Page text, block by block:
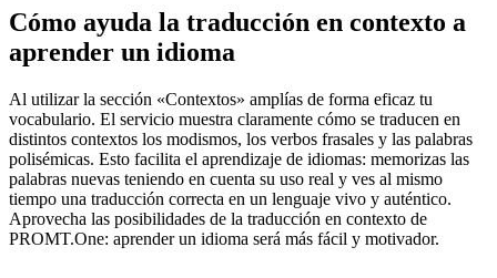
Cómo ayuda la traducción en contexto a
aprender un idioma
Al utilizar la sección «Contextos» amplías de forma eficaz tu
vocabulario. El servicio muestra claramente cómo se traducen en
distintos contextos los modismos, los verbos frasales y las palabras
polisémicas. Esto facilita el aprendizaje de idiomas: memorizas las
palabras nuevas teniendo en cuenta su uso real y ves al mismo
tiempo una traducción correcta en un lenguaje vivo y auténtico.
Aprovecha las posibilidades de la traducción en contexto de
PROMT.One: aprender un idioma será más fácil y motivador.